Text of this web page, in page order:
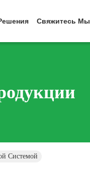
Свяжитесь Мы
Системой